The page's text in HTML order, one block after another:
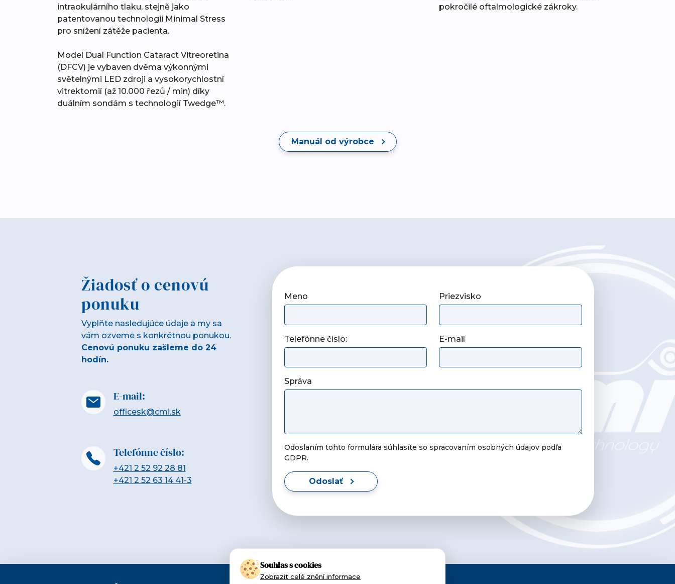
intraokulárního tlaku, stejně jako
patentovanou technologii Minimal Stress
pro snížení zátěže pacienta.
Model Dual Function Cataract Vitreoretina
(DFCV) je vybaven dvěma výkonnými
světelnými LED zdroji a vysokorychlostní
vitrektomií (až 10.000 řezů / min) díky
duálním sondám s technologií Twedge™.
pokročilé oftalmologické zákroky.
Manuál od výrobce
Žiadosť o cenovú
ponuku
Vyplňte nasledujúce údaje a my sa
vám ozveme s konkrétnou ponukou.
Cenovú ponuku zašleme do 24
hodín.
E-mail:
officesk@cmi.sk
Telefónne číslo:
+421 2 52 92 28 81
+421 2 52 63 14 41-3
Meno Priezvisko
Telefónne číslo: E-mail
Správa
Odoslaním tohto formulára súhlasíte so spracovaním osobných údajov podľa
GDPR.
Odoslať
Souhlas s cookies
Zobrazit celé znění informace